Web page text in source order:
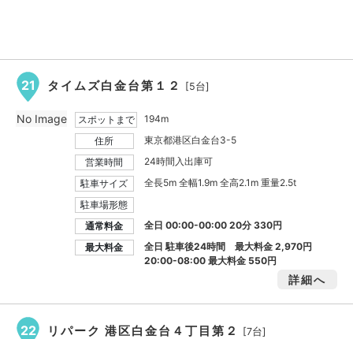
21 タイムズ白金台第１２ [5台]
スポットまで
194m
住所
東京都港区白金台3-5
営業時間
24時間入出庫可
駐車サイズ
全長5m 全幅1.9m 全高2.1m 重量2.5t
駐車場形態
通常料金
全日 00:00-00:00 20分 330円
最大料金
全日 駐車後24時間 最大料金2,970円
20:00-08:00 最大料金 550円
詳細へ
No Image
22 リパーク 港区白金台４丁目第２ [7台]